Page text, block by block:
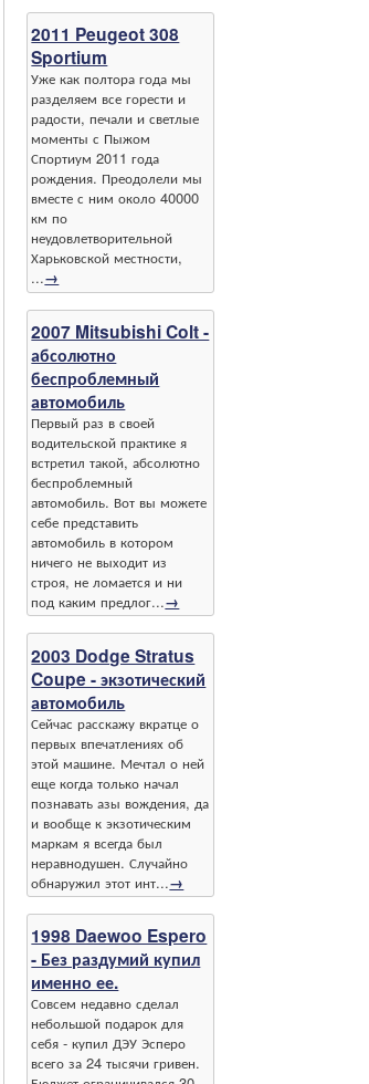
2011 Peugeot 308
Sportium
Уже как полтора года мы
разделяем все горести и
радости, печали и светлые
моменты с Пыжом
Спортиум 2011 года
рождения. Преодолели мы
вместе с ним около 40000
км по
неудовлетворительной
Харьковской местности,
...→
2007 Mitsubishi Colt -
абсолютно
беспроблемный
автомобиль
Первый раз в своей
водительской практике я
встретил такой, абсолютно
беспроблемный
автомобиль. Вот вы можете
себе представить
автомобиль в котором
ничего не выходит из
строя, не ломается и ни
под каким предлог...→
2003 Dodge Stratus
Coupe - экзотический
автомобиль
Сейчас расскажу вкратце о
первых впечатлениях об
этой машине. Мечтал о ней
еще когда только начал
познавать азы вождения, да
и вообще к экзотическим
маркам я всегда был
неравнодушен. Случайно
обнаружил этот инт...→
1998 Daewoo Espero
- Без раздумий купил
именно ее.
Совсем недавно сделал
небольшой подарок для
себя - купил ДЭУ Эсперо
всего за 24 тысячи гривен.